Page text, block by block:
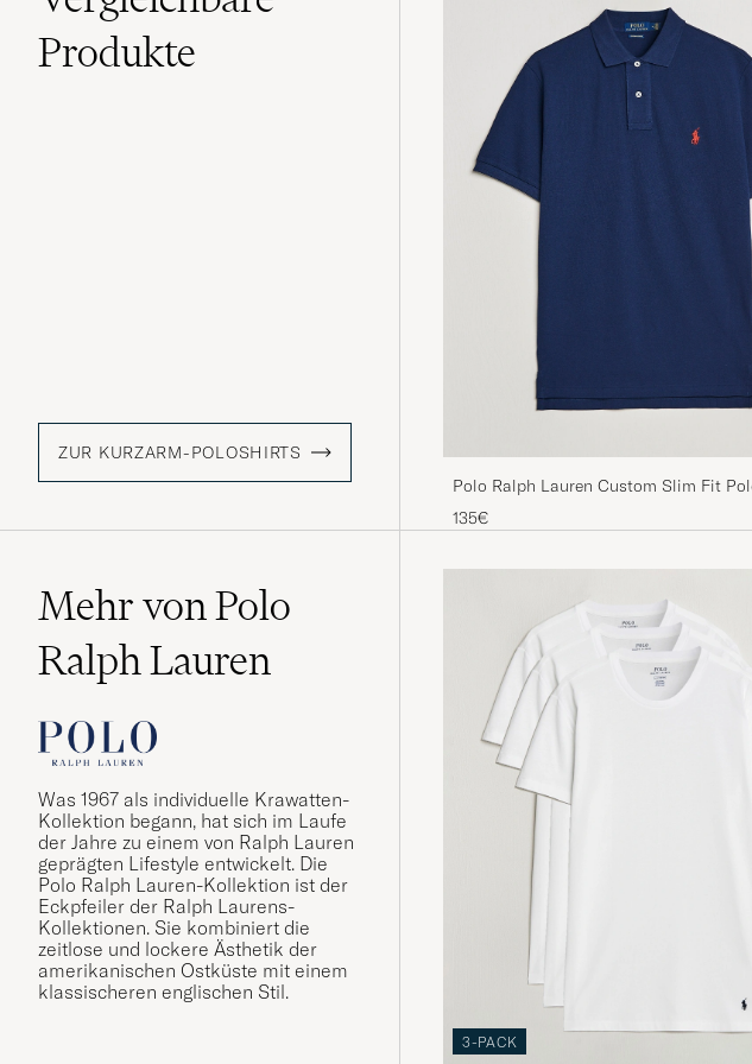
CLAESSON C
Alltid ett säkert
hos Care of Carl:)
Care of Carl är
upplevt några
högsta kvalite,
Ett klassiskt
Produkt som
Dålig passform
Produkte
ZUR KURZARM-POLOSHIRTS
Polo Ralph Lauren Custom Slim Fit
Navy
135€
Mehr von Polo
Ralph Lauren
Was 1967 als individuelle Krawatten-
Kollektion begann, hat sich im Laufe
der Jahre zu einem von Ralph Lauren
geprägten Lifestyle entwickelt. Die
Polo Ralph Lauren-Kollektion ist der
Eckpfeiler der Ralph Laurens-
Kollektionen. Sie kombiniert die
zeitlose und lockere Ästhetik der
amerikanischen Ostküste mit einem
klassischeren englischen Stil.
3-PACK